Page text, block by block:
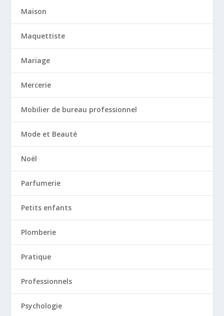
Maison
Maquettiste
Mariage
Mercerie
Mobilier de bureau professionnel
Mode et Beauté
Noël
Parfumerie
Petits enfants
Plomberie
Pratique
Professionnels
Psychologie